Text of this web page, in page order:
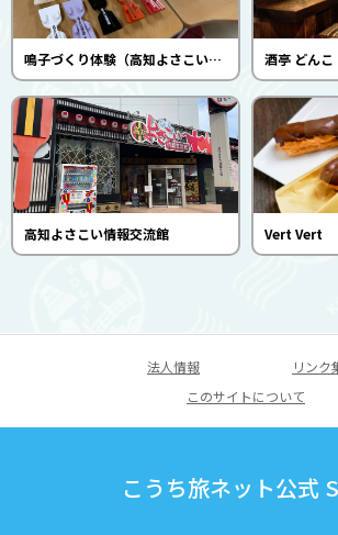
鳴子づくり体験（高知よさこい情報交流館） 酒亭 どんこ
高知よさこい情報交流館 Vert Vert
法人情報
リンク
このサイトについて
こうち旅ネット公式